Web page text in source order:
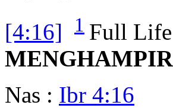
[4:16]
1 Full Life
Nas : Ibr 4:16